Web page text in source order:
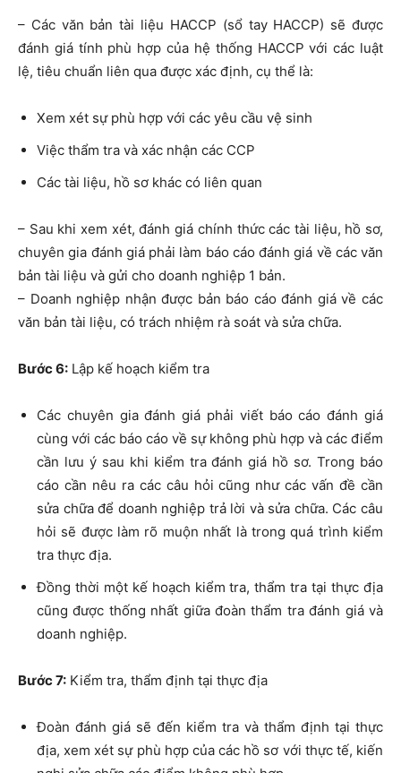
– Các văn bản tài liệu HACCP (sổ tay HACCP) sẽ được
đánh giá tính phù hợp của hệ thống HACCP với các luật
lệ, tiêu chuẩn liên qua được xác định, cụ thể là:
Xem xét sự phù hợp với các yêu cầu vệ sinh
Việc thẩm tra và xác nhận các CCP
Các tài liệu, hồ sơ khác có liên quan
– Sau khi xem xét, đánh giá chính thức các tài liệu, hồ sơ,
chuyên gia đánh giá phải làm báo cáo đánh giá về các văn
bản tài liệu và gửi cho doanh nghiệp 1 bản.
– Doanh nghiệp nhận được bản báo cáo đánh giá về các
văn bản tài liệu, có trách nhiệm rà soát và sửa chữa.
Bước 6: Lập kế hoạch kiểm tra
Các chuyên gia đánh giá phải viết báo cáo đánh giá
cùng với các báo cáo về sự không phù hợp và các điểm
cần lưu ý sau khi kiểm tra đánh giá hồ sơ. Trong báo
cáo cần nêu ra các câu hỏi cũng như các vấn đề cần
sửa chữa để doanh nghiệp trả lời và sửa chữa. Các câu
hỏi sẽ được làm rõ muộn nhất là trong quá trình kiểm
tra thực địa.
Đồng thời một kế hoạch kiểm tra, thẩm tra tại thực địa
cũng được thống nhất giữa đoàn thẩm tra đánh giá và
doanh nghiệp.
Bước 7: Kiểm tra, thẩm định tại thực địa
Đoàn đánh giá sẽ đến kiểm tra và thẩm định tại thực
địa, xem xét sự phù hợp của các hồ sơ với thực tế, kiến